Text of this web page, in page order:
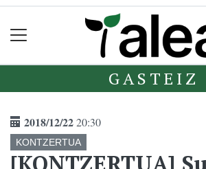
GASTEIZ
2018/12/2220:30
KONTZERTUA